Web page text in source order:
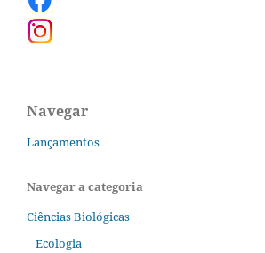
Navegar
Lançamentos
Navegar a categoria
Ciências Biológicas
Ecologia